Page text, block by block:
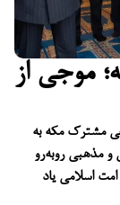
موجی از
مشترک مکه به
و مذهبی روبه‌رو
اسلامی یاد